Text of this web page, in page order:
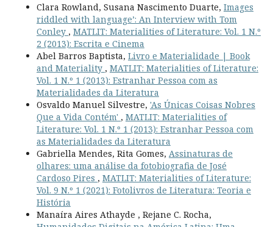
Clara Rowland, Susana Nascimento Duarte, Images
riddled with language’: An Interview with Tom
Conley , MATLIT: Materialities of Literature: Vol. 1 N.º
2 (2013): Escrita e Cinema
Abel Barros Baptista, Livro e Materialidade | Book
and Materiality , MATLIT: Materialities of Literature:
Vol. 1 N.º 1 (2013): Estranhar Pessoa com as
Materialidades da Literatura
Osvaldo Manuel Silvestre, 'As Únicas Coisas Nobres
Que a Vida Contém' , MATLIT: Materialities of
Literature: Vol. 1 N.º 1 (2013): Estranhar Pessoa com
as Materialidades da Literatura
Gabriella Mendes, Rita Gomes, Assinaturas de
olhares: uma análise da fotobiografia de José
Cardoso Pires , MATLIT: Materialities of Literature:
Vol. 9 N.º 1 (2021): Fotolivros de Literatura: Teoria e
História
Manaíra Aires Athayde , Rejane C. Rocha,